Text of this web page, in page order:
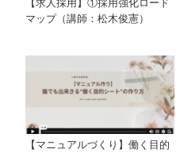
【求人採用】①採用強化ロード
マップ（講師：松木俊憲）
【マニュアルづくり】働く目的